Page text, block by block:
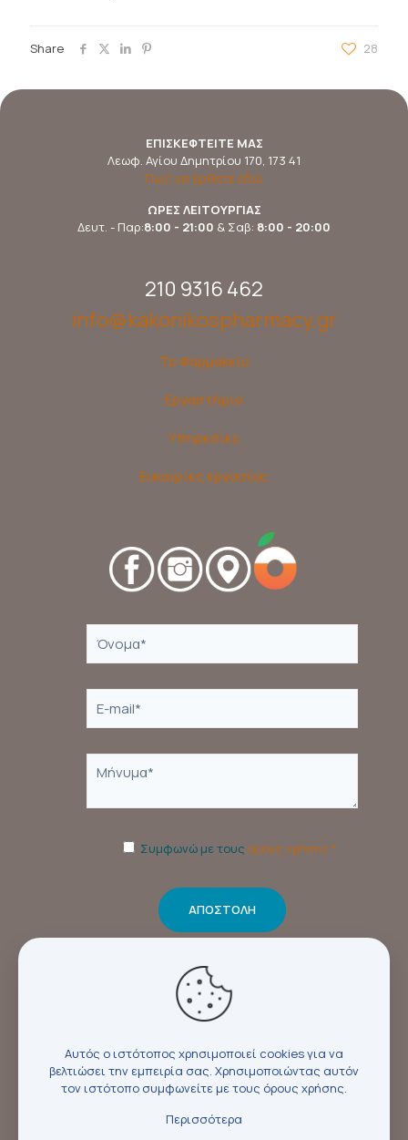
Share 28
ΕΠΙΣΚΕΦΤΕΙΤΕ ΜΑΣ
Λεωφ. Αγίου Δημητρίου 170, 173 41
Πως να έρθετε εδώ
ΩΡΕΣ ΛΕΙΤΟΥΡΓΙΑΣ
Δευτ. - Παρ:8:00 - 21:00 & Σαβ: 8:00 - 20:00
210 9316 462
info@kakonikospharmacy.gr
Το Φαρμακείο
Εργαστήριο
Υπηρεσίες
Ευκαιρίες εργασίας
Συμφωνώ με τους όρους χρήσης *
Αυτός ο ιστότοπος χρησιμοποιεί cookies για να
βελτιώσει την εμπειρία σας. Χρησιμοποιώντας αυτόν
τον ιστότοπο συμφωνείτε με τους όρους χρήσης.
Περισσότερα